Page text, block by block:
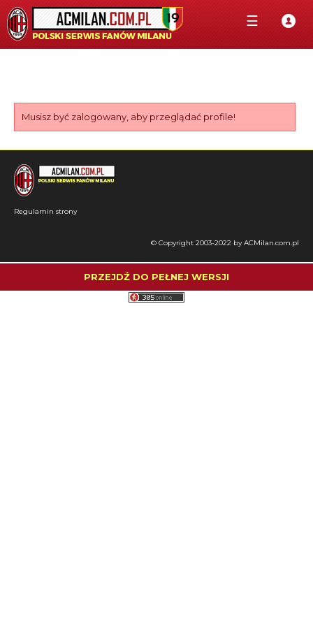
☰
Musisz być zalogowany, aby przeglądać profile!
Regulamin strony
© Copyright 2003-2022 by ACMilan.com.pl
PRZEJDŹ DO PEŁNEJ WERSJI